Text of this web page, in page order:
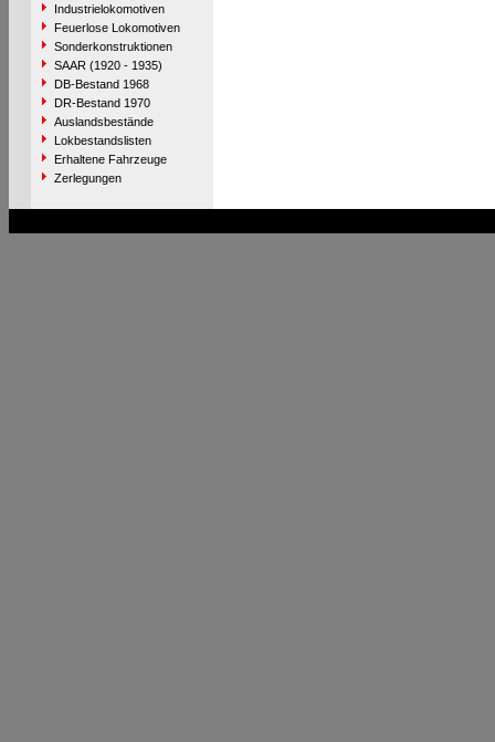
Industrielokomotiven
Feuerlose Lokomotiven
Sonderkonstruktionen
SAAR (1920 - 1935)
DB-Bestand 1968
DR-Bestand 1970
Auslandsbestände
Lokbestandslisten
Erhaltene Fahrzeuge
Zerlegungen